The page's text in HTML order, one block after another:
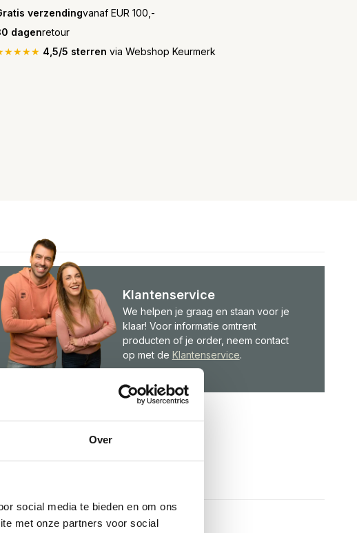
Over
social media te bieden en om ons
met onze partners voor social
verzendingvanaf EUR 100,-
dagenretour
4,5/5 sterren via Webshop Keurmerk
Klantenservice
We helpen je graag en staan voor je
klaar! Voor informatie omtrent
producten of je order, neem contact
op met de Klantenservice.